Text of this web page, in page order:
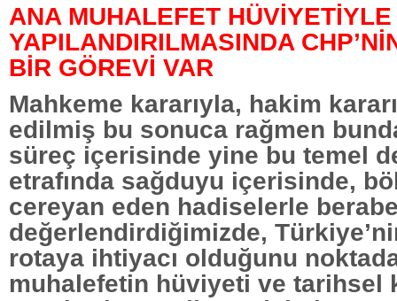
ANA MUHALEFET
YAPILANDIRILMASINDA
BİR GÖREVİ VAR
Mahkeme kararıyla, hakim
edilmiş bu sonuca rağmen
süreç içerisinde yine bu temel
etrafında sağduyu içerisinde,
cereyan eden hadiselerle
değerlendirdiğimizde,
rotaya ihtiyacı olduğunu
muhalefetin hüviyeti ve tarihsel